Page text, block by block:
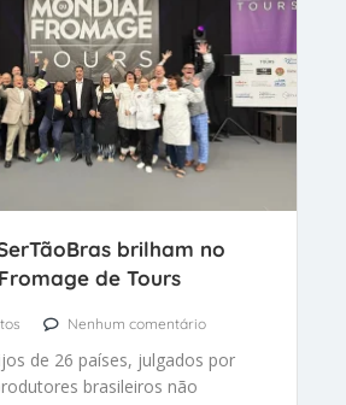
brilham no
de Tours
Nenhum comentário
de 26 países, julgados por
brasileiros não